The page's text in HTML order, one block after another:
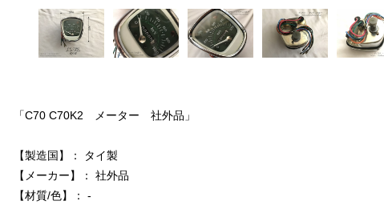
「C70 C70K2 メーター 社外品」
【製造国】： タイ製
【メーカー】： 社外品
【材質/色】： -